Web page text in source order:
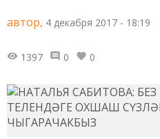
автор, 4 декабря 2017 - 18:19
1397 0 0